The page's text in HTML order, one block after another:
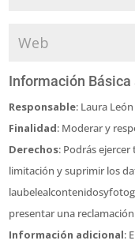
Información Básica
Responsable: Laura
Finalidad: Moderar y
Derechos: Podrás
limitación y suprimir los
presentar una
Información adicional: